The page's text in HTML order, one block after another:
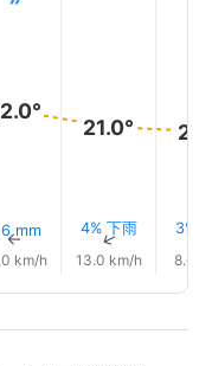
mm
↑
km/h
21.0°
4% 下雨
↑
13.0 km/h
3%
8.0